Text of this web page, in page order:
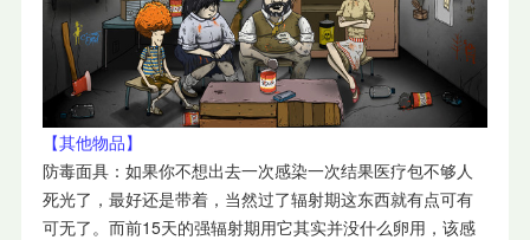
【其他物品】
防毒面具：如果你不想出去一次感染一次结果医疗包不够人
死光了，最好还是带着，当然过了辐射期这东西就有点可有
可无了。而前15天的强辐射期用它其实并没什么卵用，该感